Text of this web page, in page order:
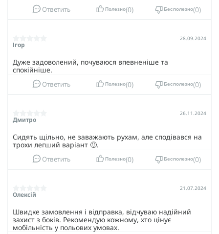
Ответить Полезно 0 Бесполезно 0
Ігор
28.09.2024
Дуже задоволений, почуваюся впевненіше та
спокійніше.
Ответить Полезно 0 Бесполезно 0
Дмитро
26.11.2024
Сидять щільно, не заважають рухам, але сподівався на
трохи легший варіант 🙂.
Ответить Полезно 0 Бесполезно 0
Олексій
21.07.2024
Швидке замовлення і відправка, відчуваю надійний
захист з боків. Рекомендую кожному, хто цінує
мобільність у польових умовах.